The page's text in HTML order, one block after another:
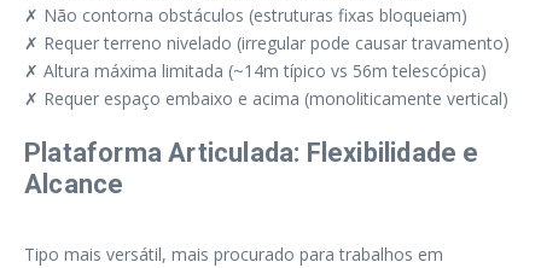
✗ Não contorna obstáculos (estruturas fixas bloqueiam)
✗ Requer terreno nivelado (irregular pode causar travamento)
✗ Altura máxima limitada (~14m típico vs 56m telescópica)
✗ Requer espaço embaixo e acima (monoliticamente vertical)
Plataforma Articulada: Flexibilidade e
Alcance
Tipo mais versátil, mais procurado para trabalhos em